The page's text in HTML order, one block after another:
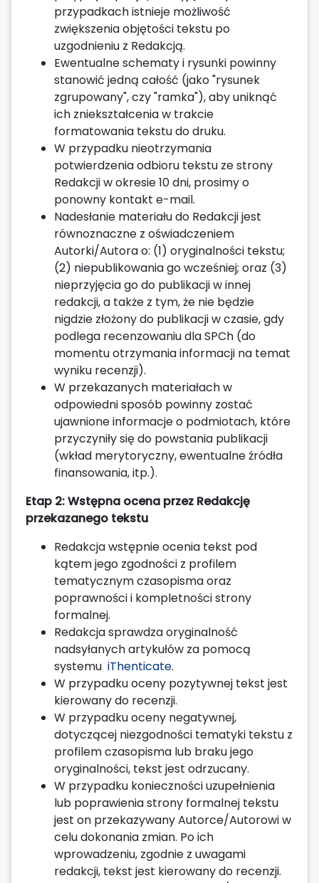
przypadkach istnieje możliwość
zwiększenia objętości tekstu po
uzgodnieniu z Redakcją.
Ewentualne schematy i rysunki powinny
stanowić jedną całość (jako "rysunek
zgrupowany", czy "ramka"), aby uniknąć
ich zniekształcenia w trakcie
formatowania tekstu do druku.
W przypadku nieotrzymania
potwierdzenia odbioru tekstu ze strony
Redakcji w okresie 10 dni, prosimy o
ponowny kontakt e-mail.
Nadesłanie materiału do Redakcji jest
równoznaczne z oświadczeniem
Autorki/Autora o: (1) oryginalności tekstu;
(2) niepublikowania go wcześniej; oraz (3)
nieprzyjęcia go do publikacji w innej
redakcji, a także z tym, że nie będzie
nigdzie złożony do publikacji w czasie, gdy
podlega recenzowaniu dla SPCh (do
momentu otrzymania informacji na temat
wyniku recenzji).
W przekazanych materiałach w
odpowiedni sposób powinny zostać
ujawnione informacje o podmiotach, które
przyczyniły się do powstania publikacji
(wkład merytoryczny, ewentualne źródła
finansowania, itp.).
Etap 2: Wstępna ocena przez Redakcję
przekazanego tekstu
Redakcja wstępnie ocenia tekst pod
kątem jego zgodności z profilem
tematycznym czasopisma oraz
poprawności i kompletności strony
formalnej.
Redakcja sprawdza oryginalność
nadsyłanych artykułów za pomocą
systemu iThenticate.
W przypadku oceny pozytywnej tekst jest
kierowany do recenzji.
W przypadku oceny negatywnej,
dotyczącej niezgodności tematyki tekstu z
profilem czasopisma lub braku jego
oryginalności, tekst jest odrzucany.
W przypadku konieczności uzupełnienia
lub poprawienia strony formalnej tekstu
jest on przekazywany Autorce/Autorowi w
celu dokonania zmian. Po ich
wprowadzeniu, zgodnie z uwagami
redakcji, tekst jest kierowany do recenzji.